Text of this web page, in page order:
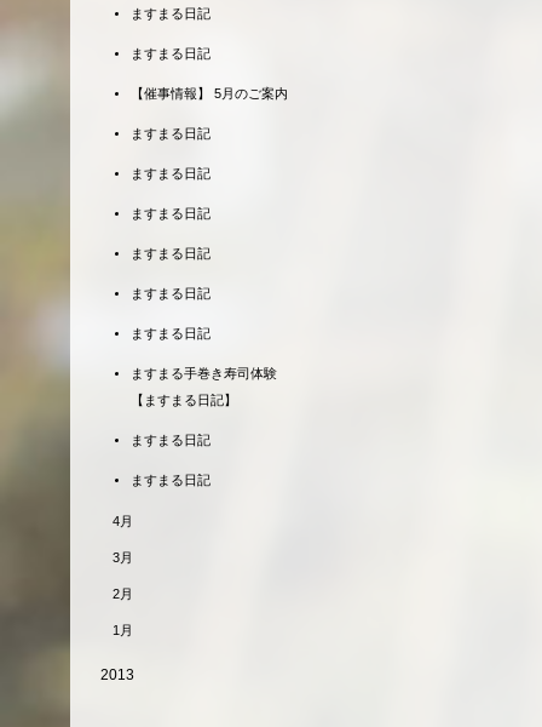
ますまる日記
ますまる日記
【催事情報】 5月のご案内
ますまる日記
ますまる日記
ますまる日記
ますまる日記
ますまる日記
ますまる日記
ますまる手巻き寿司体験
【ますまる日記】
ますまる日記
ますまる日記
4月
3月
2月
1月
2013